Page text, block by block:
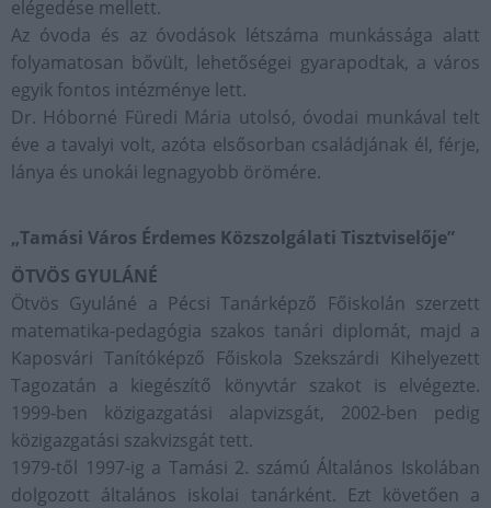
elégedése mellett.
Az óvoda és az óvodások létszáma munkássága alatt
folyamatosan bővült, lehetőségei gyarapodtak, a város
egyik fontos intézménye lett.
Dr. Hóborné Füredi Mária utolsó, óvodai munkával telt
éve a tavalyi volt, azóta elsősorban családjának él, férje,
lánya és unokái legnagyobb örömére.
„Tamási Város Érdemes Közszolgálati Tisztviselője”
ÖTVÖS GYULÁNÉ
Ötvös Gyuláné a Pécsi Tanárképző Főiskolán szerzett
matematika-pedagógia szakos tanári diplomát, majd a
Kaposvári Tanítóképző Főiskola Szekszárdi Kihelyezett
Tagozatán a kiegészítő könyvtár szakot is elvégezte.
1999-ben közigazgatási alapvizsgát, 2002-ben pedig
közigazgatási szakvizsgát tett.
1979-től 1997-ig a Tamási 2. számú Általános Iskolában
dolgozott általános iskolai tanárként. Ezt követően a